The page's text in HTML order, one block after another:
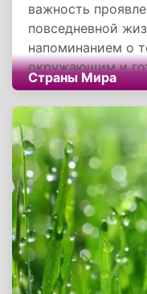
важность
повседневной
напоминанием о
окружающим и
общество более
этот день
создание
взаимопонимания.
Страны Мира